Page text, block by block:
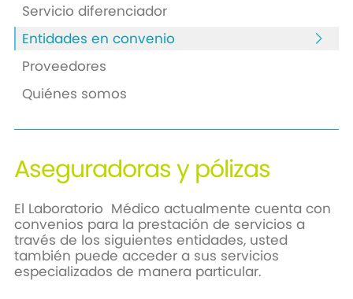
Servicio diferenciador
Entidades en convenio
Proveedores
Quiénes somos
Aseguradoras y pólizas
El Laboratorio Médico actualmente cuenta con
convenios para la prestación de servicios a
través de los siguientes entidades, usted
también puede acceder a sus servicios
especializados de manera particular.